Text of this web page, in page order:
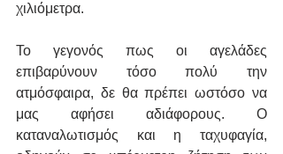
χιλιόμετρα.
Το γεγονός πως οι αγελάδες
επιβαρύνουν τόσο πολύ την
ατμόσφαιρα, δε θα πρέπει ωστόσο να
μας αφήσει αδιάφορους. Ο
καταναλωτισμός και η ταχυφαγία,